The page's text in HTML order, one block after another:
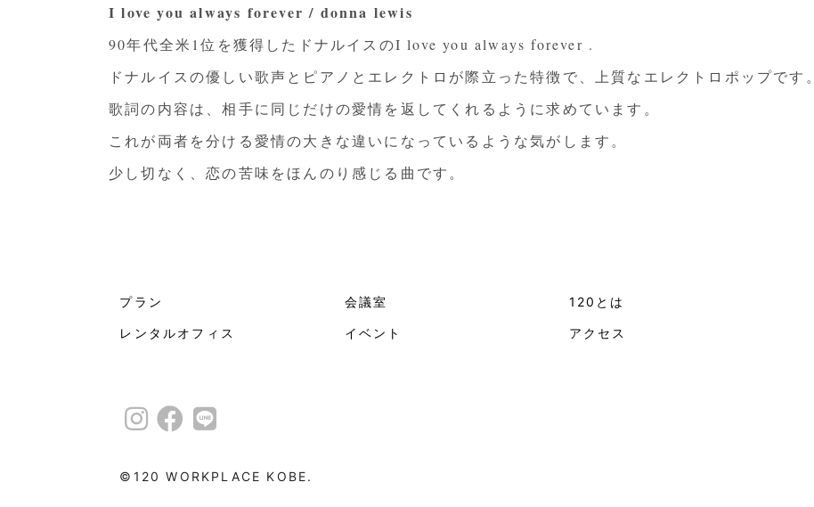
I love you always forever / donna lewis
90年代全米1位を獲得したドナルイスのI love you always forever .
ドナルイスの優しい歌声とピアノとエレクトロが際立った特徴で、上質なエレクトロポップです。
歌詞の内容は、相手に同じだけの愛情を返してくれるように求めています。
これが両者を分ける愛情の大きな違いになっているような気がします。
少し切なく、恋の苦味をほんのり感じる曲です。
プラン 会議室 120とは
レンタルオフィス イベント アクセス
©︎120 WORKPLACE KOBE.